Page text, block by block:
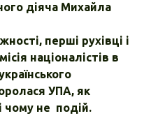
діяча Михайла
перші рухівці і
націоналістів в
УПА, як
чому не подій.